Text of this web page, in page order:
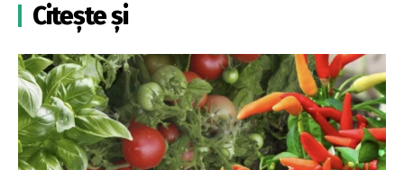
Citește și